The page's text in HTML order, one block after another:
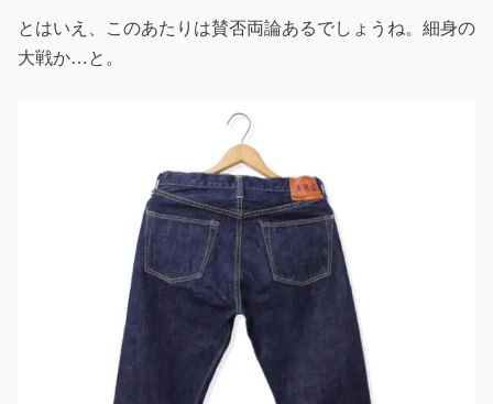
とはいえ、このあたりは賛否両論あるでしょうね。細身の
大戦か…と。